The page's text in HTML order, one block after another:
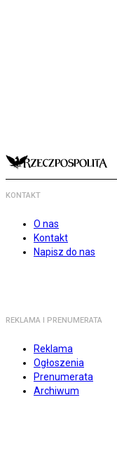
KONTAKT
O nas
Kontakt
Napisz do nas
REKLAMA I PRENUMERATA
Reklama
Ogłoszenia
Prenumerata
Archiwum